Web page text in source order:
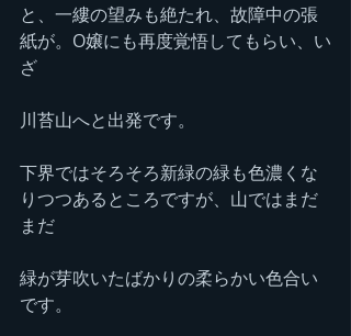
と、一縷の望みも絶たれ、故障中の張
紙が。O嬢にも再度覚悟してもらい、い
ざ
川苔山へと出発です。
下界ではそろそろ新緑の緑も色濃くな
りつつあるところですが、山ではまだ
まだ
緑が芽吹いたばかりの柔らかい色合い
です。